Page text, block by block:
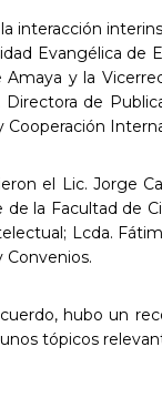
interacción
Evangélica de
Amaya y la
de
Cooperación
el Lic. Jorge
la Facultad de
Lcda.
Convenios.
hubo un
tópicos